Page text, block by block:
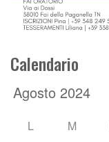
Calendario
L M